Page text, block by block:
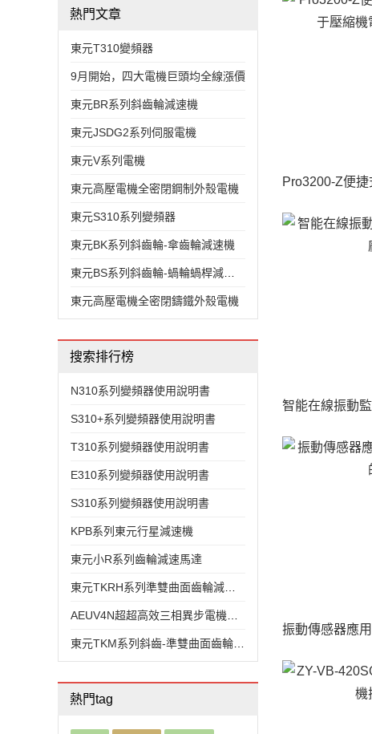
熱門文章
東元T310變頻器
9月開始，四大電機巨頭均全線漲價
東元BR系列斜齒輪減速機
東元JSDG2系列伺服電機
東元V系列電機
東元高壓電機全密閉鋼制外殼電機
東元S310系列變頻器
東元BK系列斜齒輪-傘齒輪減速機
東元高壓電機全密閉鑄鐵外殼電機
搜索排行榜
N310系列變頻器使用說明書
S310+系列變頻器使用說明書
T310系列變頻器使用說明書
E310系列變頻器使用說明書
S310系列變頻器使用說明書
KPB系列東元行星減速機
東元小R系列齒輪減速馬達
熱門tag